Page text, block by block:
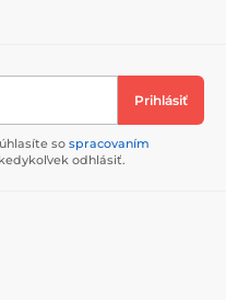
Prihlásiť
so spracovaním
odhlásiť.